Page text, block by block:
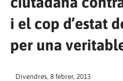
i el cop d’estat
per una
Divendres, 8 febrer, 2013